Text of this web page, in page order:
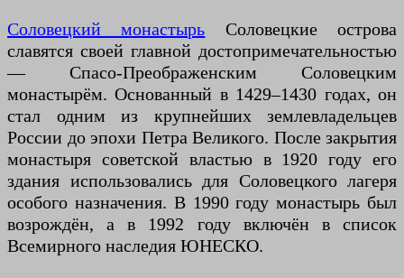
Соловецкий монастырь Соловецкие острова
славятся своей главной достопримечательностью
— Спасо-Преображенским Соловецким
монастырём. Основанный в 1429–1430 годах, он
стал одним из крупнейших землевладельцев
России до эпохи Петра Великого. После закрытия
монастыря советской властью в 1920 году его
здания использовались для Соловецкого лагеря
особого назначения. В 1990 году монастырь был
возрождён, а в 1992 году включён в список
Всемирного наследия ЮНЕСКО.